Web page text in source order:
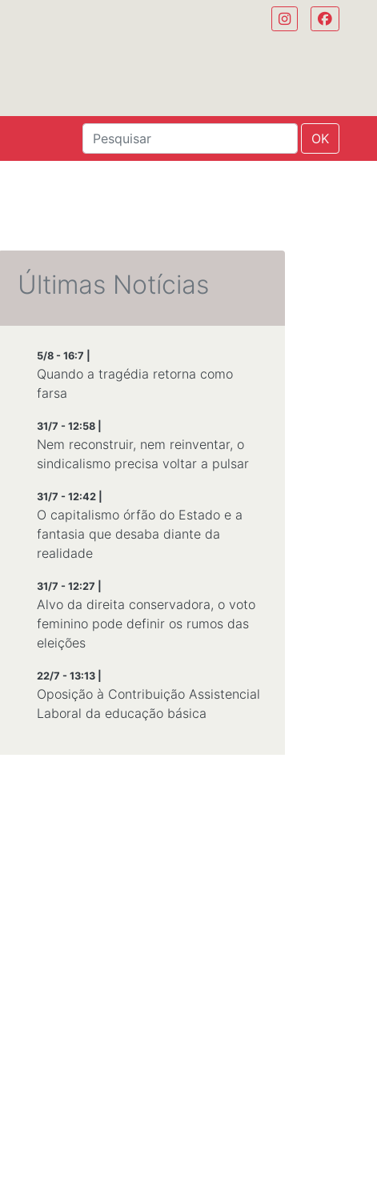
OK
Últimas Notícias
5/8 - 16:7 |
Quando a tragédia retorna como
farsa
31/7 - 12:58 |
Nem reconstruir, nem reinventar, o
sindicalismo precisa voltar a pulsar
31/7 - 12:42 |
O capitalismo órfão do Estado e a
fantasia que desaba diante da
realidade
31/7 - 12:27 |
Alvo da direita conservadora, o voto
feminino pode definir os rumos das
eleições
22/7 - 13:13 |
Oposição à Contribuição Assistencial
Laboral da educação básica